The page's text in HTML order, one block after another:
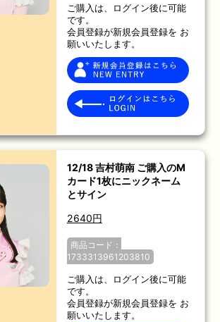
ご購入は、ログイン後に可能
です。
会員登録が新規会員登録を お
願いいたします。
12/18 吉村萌南 ご購入のM
カード1枚にニックネーム
とサイン
2640円
商品コード：
1733313961203810
ご購入は、ログイン後に可能
です。
会員登録が新規会員登録を お
願いいたします。